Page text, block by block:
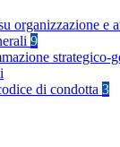
organizzazione e
9
strategico-
di condotta 3